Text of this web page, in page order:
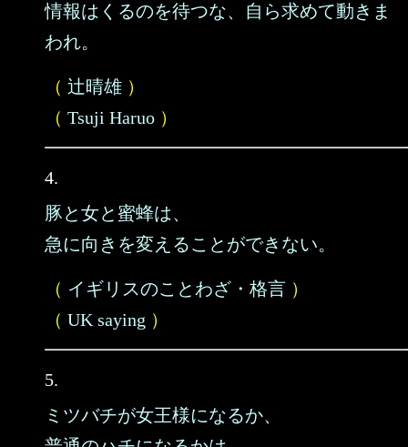
情報はくるのを待つな、自ら求めて動きま
われ。
（ 辻晴雄 ）
（ Tsuji Haruo ）
4.
豚と女と蜜蜂は、
急に向きを変えることができない。
（ イギリスのことわざ・格言 ）
（ UK saying ）
5.
ミツバチが女王様になるか、